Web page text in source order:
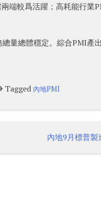
端較爲活躍；高耗能行業
量總體穩定。綜合PMI產
Tagged 內地PMI
內地9月標普